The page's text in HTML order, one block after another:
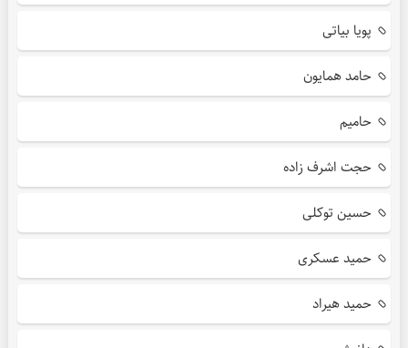
پویا بیاتی
حامد همایون
حامیم
حجت اشرف زاده
حسین توکلی
حمید عسکری
حمید هیراد